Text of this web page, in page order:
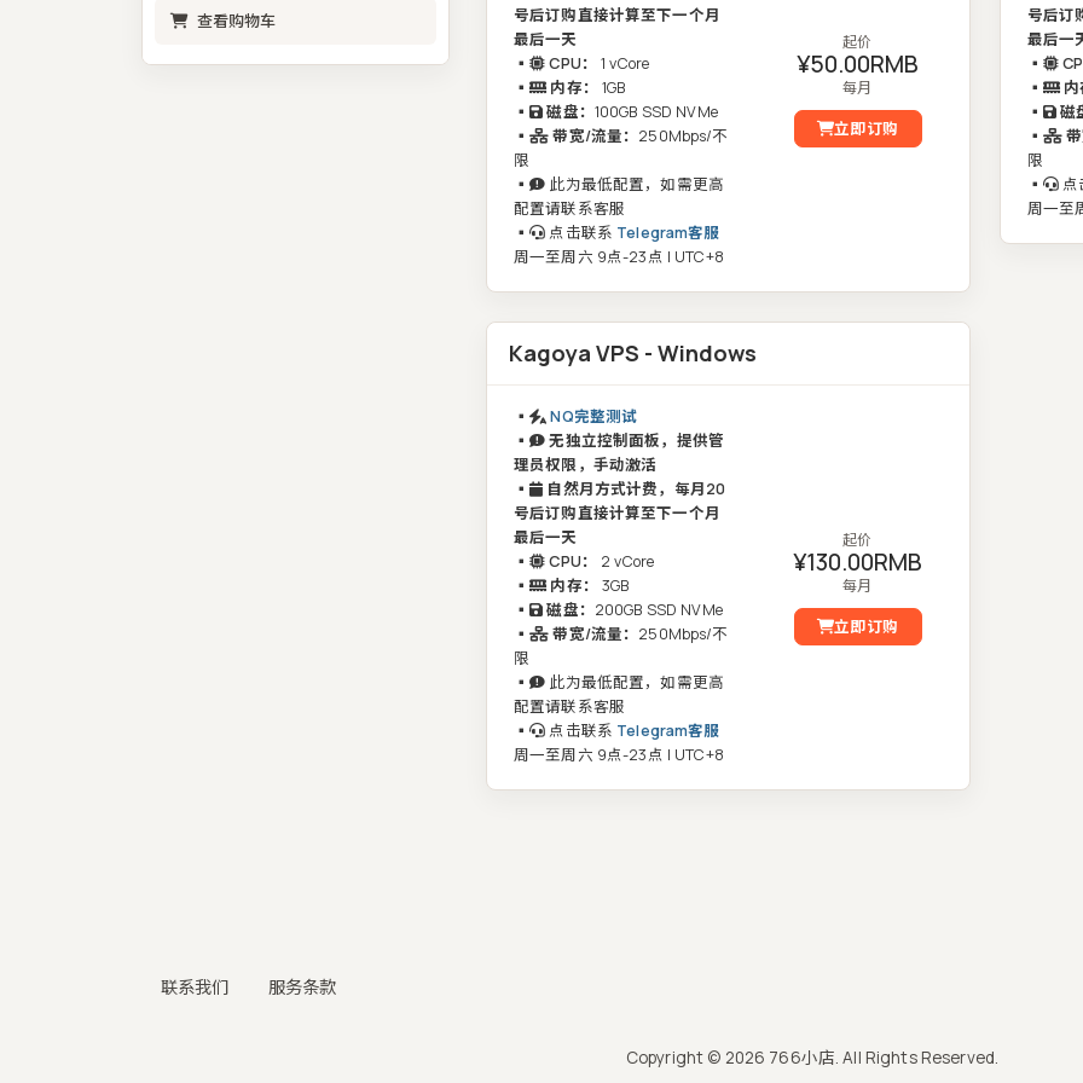
查看购物车
号后订购直接计算至下一个月
最后一天
▪️
CPU：
1 vCore
▪️
内存：
1GB
▪️
磁盘： 100GB SSD NVMe
▪️
带宽/流量： 250Mbps/不
限
▪️
此为最低配置，如需更高
配置请联系客服
▪️
点击联系 Telegram客服
周一至周六 9点-23点 | UTC+8
起价
¥50.00RMB
每月
立即订购
号后订
最后一
▪️
▪️
内
▪️
磁
▪️
带
限
▪️
点
周一至
Kagoya VPS - Windows
▪️
NQ完整测试
▪️
无独立控制面板，提供管
理员权限，手动激活
▪️
自然月方式计费，每月20
号后订购直接计算至下一个月
最后一天
▪️
CPU：
2 vCore
▪️
内存：
3GB
▪️
磁盘： 200GB SSD NVMe
▪️
带宽/流量： 250Mbps/不
限
▪️
此为最低配置，如需更高
配置请联系客服
▪️
点击联系 Telegram客服
周一至周六 9点-23点 | UTC+8
起价
¥130.00RMB
每月
立即订购
联系我们 服务条款
Copyright © 2026 766小店. All Rights Reserved.